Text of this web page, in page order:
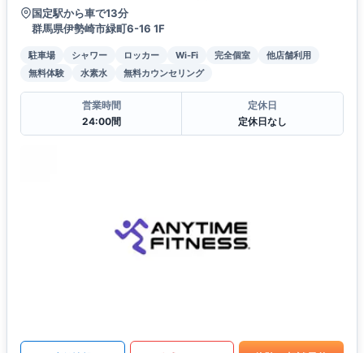
国定駅から車で13分
群馬県伊勢崎市緑町6-16 1F
駐車場 シャワー ロッカー Wi-Fi 完全個室
他店舗利用
無料体験
水素水 無料カウンセリング
営業時間
24:00間
定休日
定休日なし